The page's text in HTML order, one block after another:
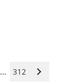
… 312
Nächste